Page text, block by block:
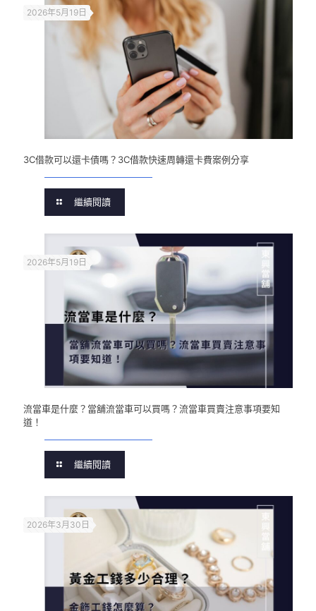
2026年5月19日
3C借款可以還卡債嗎？3C借款快速周轉還卡費案例分享
繼續閱讀
2026年5月19日
流當車是什麼？當舖流當車可以買嗎？流當車買賣注意事項要知
道！
繼續閱讀
2026年3月30日